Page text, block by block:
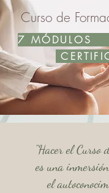
Curso de
7
"Hacer el Curso
es una
el